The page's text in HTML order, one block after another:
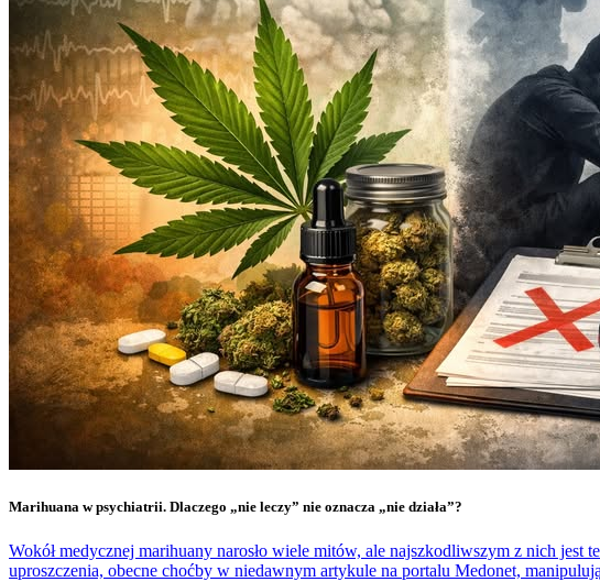
Marihuana w psychiatrii. Dlaczego „nie leczy” nie oznacza „nie działa”?
Wokół medycznej marihuany narosło wiele mitów, ale najszkodliwszym z nich
uproszczenia, obecne choćby w niedawnym artykule na portalu Medonet,